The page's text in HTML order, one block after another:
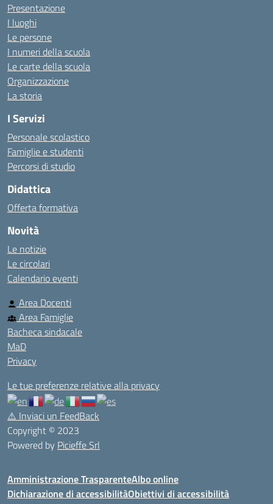
Presentazione
I luoghi
Le persone
I numeri della scuola
Le carte della scuola
Organizzazione
La storia
I Servizi
Personale scolastico
Famiglie e studenti
Percorsi di studio
Didattica
Offerta formativa
Novità
Le notizie
Le circolari
Calendario eventi
Area Docenti
Area Famiglie
Bacheca sindacale
MaD
Privacy
Le tue preferenze relative alla privacy
⚠️ Inviaci un FeedBack
Copyright © 2023
Powered by Picieffe Srl
Amministrazione TrasparenteAlbo online
Dichiarazione di accessibilitàObiettivi di accessibilità